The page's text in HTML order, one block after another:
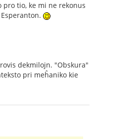
tio, ke mi ne rekonus
dekmilojn. "Obskura"
pri meĥaniko kie